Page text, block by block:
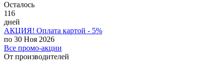
Осталось
116
дней
АКЦИЯ! Оплата картой - 5%
по 30 Ноя 2026
Все промо-акции
От производителей